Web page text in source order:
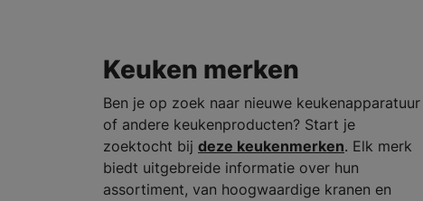
Keuken merken
Ben je op zoek naar nieuwe keukenapparatuur
of andere keukenproducten? Start je
zoektocht bij deze keukenmerken. Elk merk
biedt uitgebreide informatie over hun
assortiment, van hoogwaardige kranen en